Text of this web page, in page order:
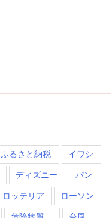
ふるさと納税 イワシ
ディズニー パン
ロッテリア ローソン